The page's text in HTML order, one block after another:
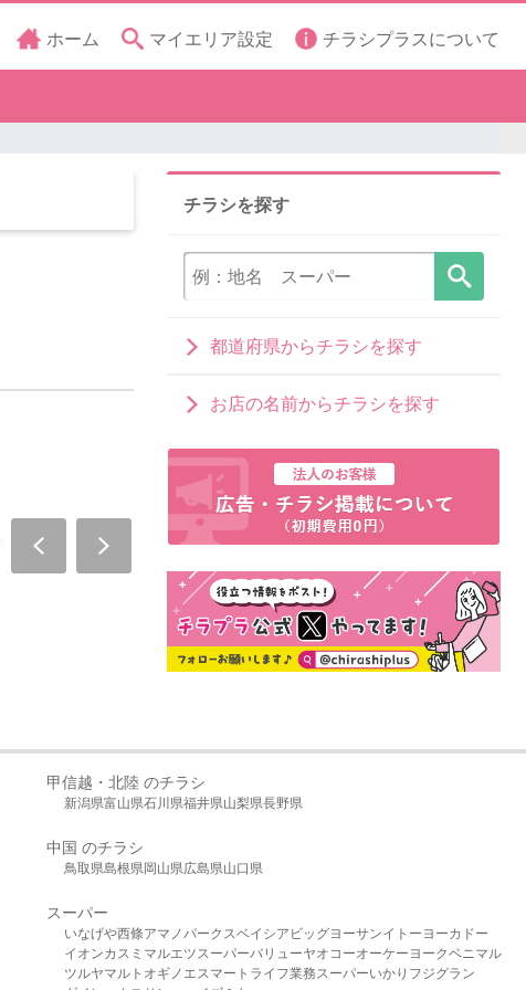
ホーム マイエリア設定 チラシプラスについて
チラシを探す
都道府県からチラシを探す
お店の名前からチラシを探す
甲信越・北陸 のチラシ
新潟県富山県石川県福井県山梨県長野県
中国 のチラシ
鳥取県島根県岡山県広島県山口県
スーパー
いなげや西條アマノパークスベイシア ビッグヨーサンイトーヨーカドー
イオンカスミ マルエツ スーパーバリューヤオコーオーケー ヨークベニマル
ツルヤマルト オギノ エスマート ライフ業務スーパーいかり フジグラン